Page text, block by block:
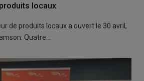
locaux
de produits locaux a ouvert le 30 avril,
Quatre…